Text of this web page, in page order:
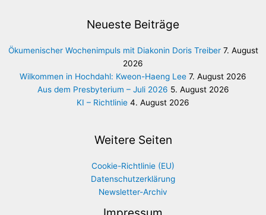
Neueste Beiträge
Ökumenischer Wochenimpuls mit Diakonin Doris Treiber 7. August
2026
Wilkommen in Hochdahl: Kweon-Haeng Lee 7. August 2026
Aus dem Presbyterium – Juli 2026 5. August 2026
KI – Richtlinie 4. August 2026
Weitere Seiten
Cookie-Richtlinie (EU)
Datenschutzerklärung
Newsletter-Archiv